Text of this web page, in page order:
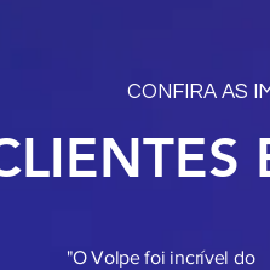
CONFIRA AS
"O Volpe foi incrível do